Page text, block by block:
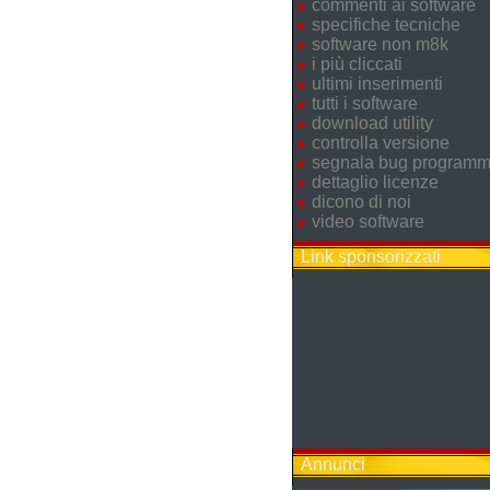
commenti ai software
specifiche tecniche
software non m8k
i più cliccati
ultimi inserimenti
tutti i software
download utility
controlla versione
segnala bug
dettaglio licenze
dicono di noi
video software
Link sponsorizzati
Annunci